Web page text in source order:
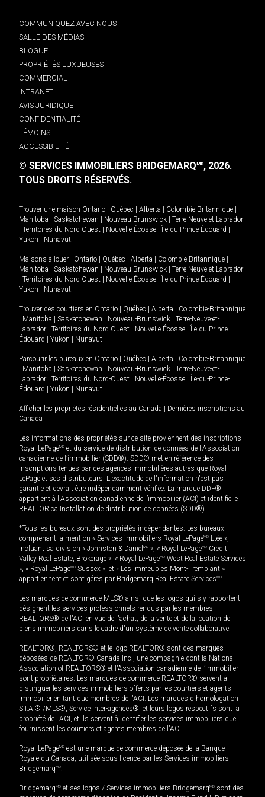
COMMUNIQUEZ AVEC NOUS
SALLE DES MÉDIAS
BLOGUE
PROPRIÉTÉS LUXUEUSES
COMMERCIAL
INTRANET
AVIS JURIDIQUE
CONFIDENTIALITÉ
TÉMOINS
ACCESSIBILITÉ
© SERVICES IMMOBILIERS BRIDGEMARQMD, 2026.
TOUS DROITS RÉSERVÉS.
Trouver une maison Ontario Québec Alberta Colombie-Britannique
Manitoba
Saskatchewan Nouveau-Brunswick
Terre-Neuve-et-Labrador
Territoires du Nord-Ouest Nouvelle-Écosse Île-du-Prince-Édouard
Yukon
Nunavut.
Maisons à louer - Ontario Québec Alberta Colombie-Britannique
Manitoba
Saskatchewan Nouveau-Brunswick
Terre-Neuve-et-Labrador
Territoires du Nord-Ouest Nouvelle-Écosse Île-du-Prince-Édouard
Yukon
Nunavut.
Trouver des courtiers en Ontario Québec Alberta
Colombie-Britannique
Manitoba Saskatchewan Nouveau-Brunswick
Terre-Neuve-et-
Labrador
Territoires du Nord-Ouest Nouvelle-Écosse
Île-du-Prince-
Édouard
Yukon Nunavut
Parcourir les bureaux en Ontario Québec Alberta
Colombie-Britannique
Manitoba Saskatchewan Nouveau-Brunswick
Terre-Neuve-et-
Labrador
Territoires du Nord-Ouest Nouvelle-Écosse
Île-du-Prince-
Édouard
Yukon Nunavut
Afficher les propriétés résidentielles au Canada
Dernières inscriptions au
Canada
Les informations des propriétés sur ce site proviennent des inscriptions
Royal LePageMD et du service de distribution de données de l'Association
canadienne de l’immobilier (SDD®). SDD® met en référence des
inscriptions tenues par des agences immobilières autres que Royal
LePage et ses distributeurs. L'exactitude de l'information n'est pas
garantie et devrait être indépendamment vérifiée. La marque DDF®
appartient à l'Association canadienne de l’immobilier (ACI) et identifie le
REALTOR.ca Installation de distribution de données (SDD®).
*Tous les bureaux sont des propriétés indépendantes. Les bureaux
comprenant la mention « Services immobiliers Royal LePageMD Ltée »,
incluant sa division « Johnston & Daniel MD », « Royal LePageMD Credit
Valley Real Estate, Brokerage », « Royal LePageMD West Real Estate Services
», « Royal LePageMD Sussex », et « Les immeubles Mont-Tremblant »
appartiennent et sont gérés par Bridgemarq Real Estate ServicesMD.
Les marques de commerce MLS® ainsi que les logos qui s'y rapportent
désignent les services professionnels rendus par les membres
REALTORS® de l'ACI en vue de l'achat, de la vente et de la location de
biens immobiliers dans le cadre d'un système de vente collaborative.
REALTOR®, REALTORS® et le logo REALTOR® sont des marques
déposées de REALTOR® Canada Inc., une compagnie dont la National
Association of REALTORS® et l'Association canadienne de l’immobilier
sont propriétaires. Les marques de commerce REALTOR® servent à
distinguer les services immobiliers offerts par les courtiers et agents
immobilier en tant que membres de l'ACI. Les marques d'homologation
S.I.A.® /MLS®, Service inter-agences®, et leurs logos respectifs sont la
propriété de l'ACI, et ils servent à identifier les services immobiliers que
fournissent les courtiers et agents membres de l'ACI.
Royal LePageMD est une marque de commerce déposée de la Banque
Royale du Canada, utilisée sous licence par les Services immobiliers
BridgemarqMD.
BridgemarqMD et ses logos / Services immobiliers BridgemarqMD sont des